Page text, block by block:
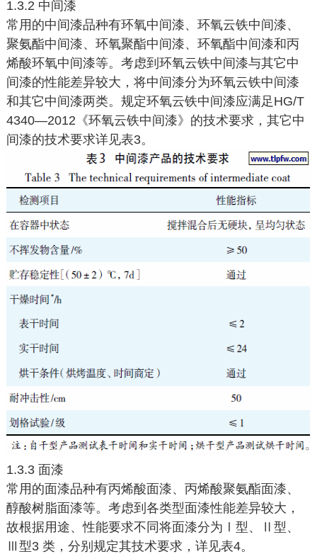
1.3.2 中间漆
常用的中间漆品种有环氧中间漆、环氧云铁中间漆、
聚氨酯中间漆、环氧聚酯中间漆、环氧酯中间漆和丙
烯酸环氧中间漆等。考虑到环氧云铁中间漆与其它中
间漆的性能差异较大，将中间漆分为环氧云铁中间漆
和其它中间漆两类。规定环氧云铁中间漆应满足HG/T
4340—2012《环氧云铁中间漆》的技术要求，其它中
间漆的技术要求详见表3。
1.3.3 面漆
常用的面漆品种有丙烯酸面漆、丙烯酸聚氨酯面漆、
醇酸树脂面漆等。考虑到各类型面漆性能差异较大，
故根据用途、性能要求不同将面漆分为Ⅰ型、Ⅱ型、
Ⅲ型3 类，分别规定其技术要求，详见表4。